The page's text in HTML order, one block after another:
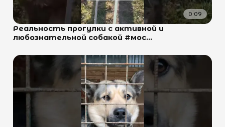
0:09
Реальность прогулки с активной и
любознательной собакой #мос...